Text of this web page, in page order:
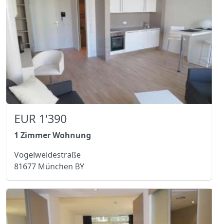
EUR 1'390
1 Zimmer Wohnung
Vogelweidestraße
81677 München BY